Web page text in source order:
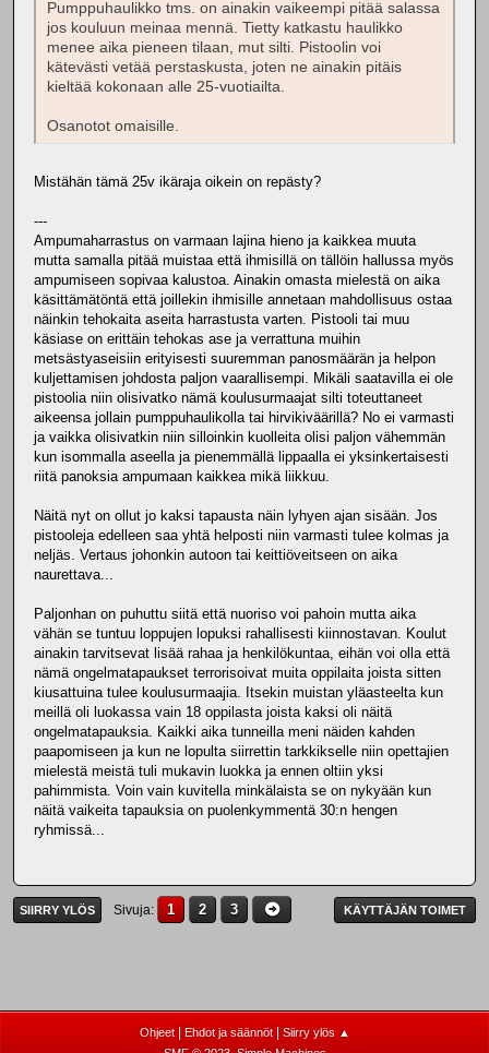
Pumppuhaulikko tms. on ainakin vaikeempi pitää salassa
jos kouluun meinaa mennä. Tietty katkastu haulikko
menee aika pieneen tilaan, mut silti. Pistoolin voi
kätevästi vetää perstaskusta, joten ne ainakin pitäis
kieltää kokonaan alle 25-vuotiailta.
Osanotot omaisille.
Mistähän tämä 25v ikäraja oikein on repästy?
---
Ampumaharrastus on varmaan lajina hieno ja kaikkea muuta
mutta samalla pitää muistaa että ihmisillä on tällöin hallussa myös
ampumiseen sopivaa kalustoa. Ainakin omasta mielestä on aika
käsittämätöntä että joillekin ihmisille annetaan mahdollisuus ostaa
näinkin tehokaita aseita harrastusta varten. Pistooli tai muu
käsiase on erittäin tehokas ase ja verrattuna muihin
metsästyaseisiin erityisesti suuremman panosmäärän ja helpon
kuljettamisen johdosta paljon vaarallisempi. Mikäli saatavilla ei ole
pistoolia niin olisivatko nämä koulusurmaajat silti toteuttaneet
aikeensa jollain pumppuhaulikolla tai hirvikiväärillä? No ei varmasti
ja vaikka olisivatkin niin silloinkin kuolleita olisi paljon vähemmän
kun isommalla aseella ja pienemmällä lippaalla ei yksinkertaisesti
riitä panoksia ampumaan kaikkea mikä liikkuu.
Näitä nyt on ollut jo kaksi tapausta näin lyhyen ajan sisään. Jos
pistooleja edelleen saa yhtä helposti niin varmasti tulee kolmas ja
neljäs. Vertaus johonkin autoon tai keittiöveitseen on aika
naurettava...
Paljonhan on puhuttu siitä että nuoriso voi pahoin mutta aika
vähän se tuntuu loppujen lopuksi rahallisesti kiinnostavan. Koulut
ainakin tarvitsevat lisää rahaa ja henkilökuntaa, eihän voi olla että
nämä ongelmatapaukset terrorisoivat muita oppilaita joista sitten
kiusattuina tulee koulusurmaajia. Itsekin muistan yläasteelta kun
meillä oli luokassa vain 18 oppilasta joista kaksi oli näitä
ongelmatapauksia. Kaikki aika tunneilla meni näiden kahden
paapomiseen ja kun ne lopulta siirrettin tarkkikselle niin opettajien
mielestä meistä tuli mukavin luokka ja ennen oltiin yksi
pahimmista. Voin vain kuvitella minkälaista se on nykyään kun
näitä vaikeita tapauksia on puolenkymmentä 30:n hengen
ryhmissä...
SIIRRY YLÖS Sivuja 1 2 3 KÄYTTÄJÄN TOIMET
Ohjeet| Ehdot ja säännöt| Siirry ylös ▲